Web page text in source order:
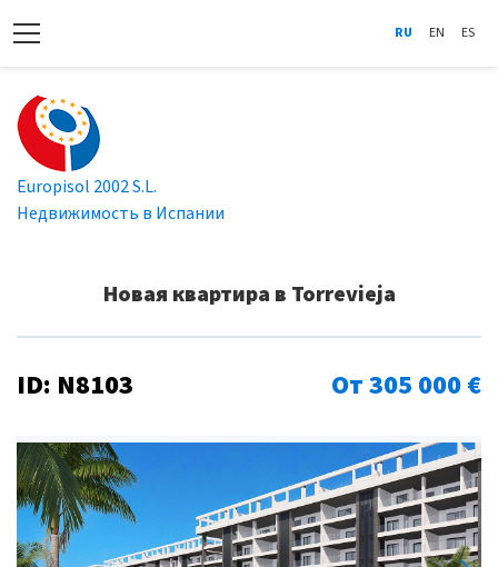
RU EN ES
Europisol 2002 S.L.
Недвижимость в Испании
Новая квартира в Torrevieja
ID: N8103 От 305 000 €